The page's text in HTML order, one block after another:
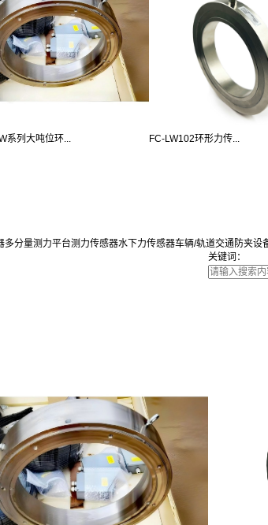
系列大吨位环...
FC-LW102环形力传...
多分量测力平台测力传感器水下力传感器车辆/轨道交通防夹设
关键词：